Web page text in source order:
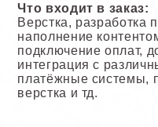
Что входит в заказ:
Верстка, разработка
наполнение
подключение оплат,
интеграция с
платёжные системы,
верстка и тд.